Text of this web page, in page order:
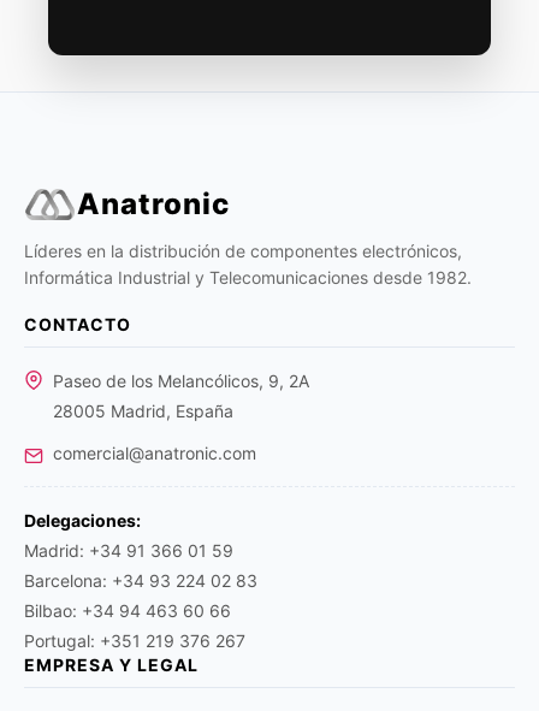
Anatronic
Líderes en la distribución de componentes electrónicos,
Informática Industrial y Telecomunicaciones desde 1982.
CONTACTO
Paseo de los Melancólicos, 9, 2A
28005 Madrid, España
comercial@anatronic.com
Delegaciones:
Madrid: +34 91 366 01 59
Barcelona: +34 93 224 02 83
Bilbao: +34 94 463 60 66
Portugal: +351 219 376 267
EMPRESA Y LEGAL